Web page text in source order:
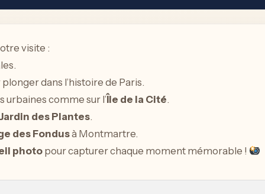
visite :
dans l’histoire de Paris.
comme sur l’Île de la Cité.
des Plantes.
des Fondusà Montmartre.
photo pour capturer chaque moment mémorable !